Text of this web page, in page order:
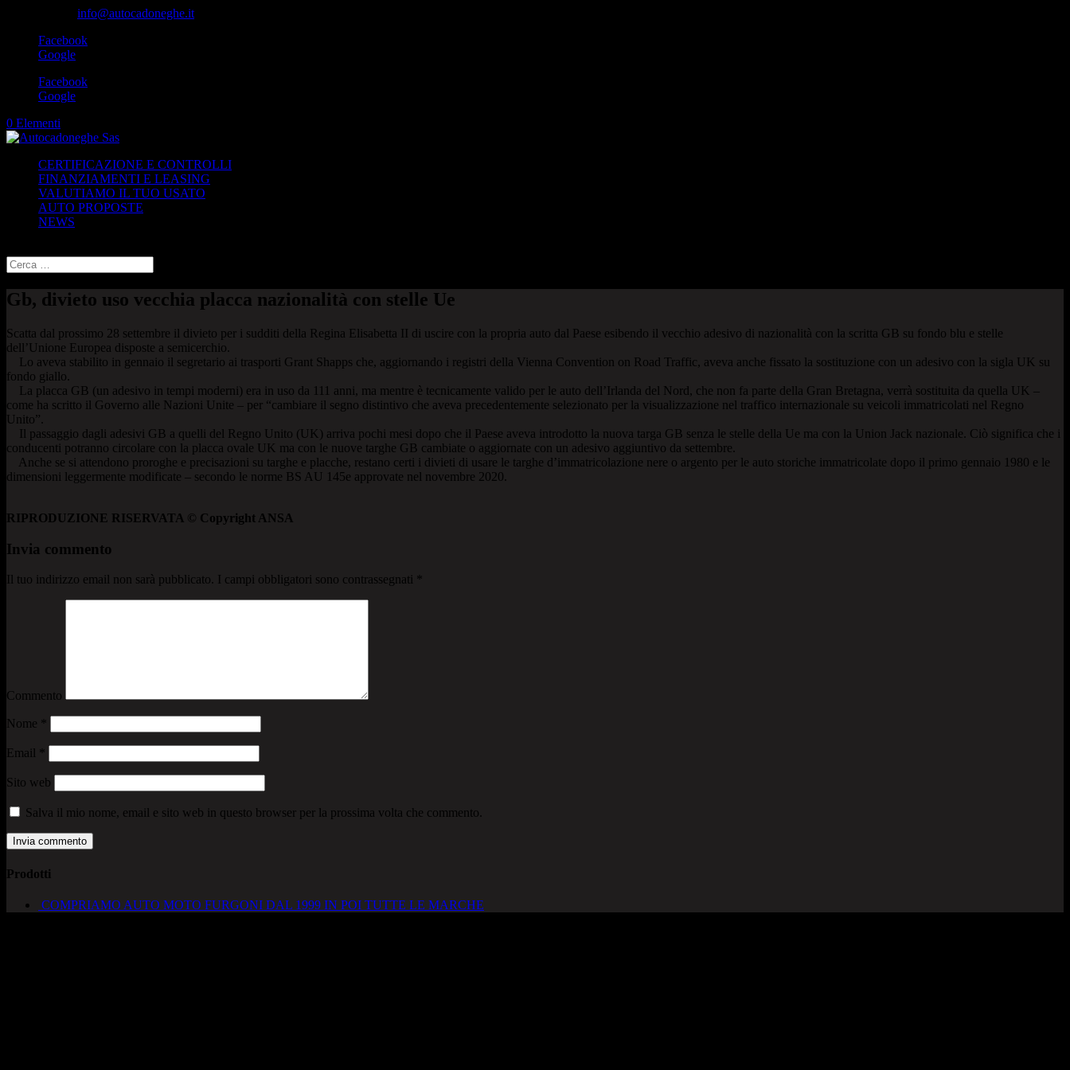
info@autocadoneghe.it
Facebook
Google
Facebook
Google
0 Elementi
CERTIFICAZIONE E CONTROLLI
FINANZIAMENTI E LEASING
VALUTIAMO IL TUO USATO
AUTO PROPOSTE
NEWS
Gb, divieto uso vecchia placca nazionalità con stelle Ue
Scatta dal prossimo 28 settembre il divieto per i sudditi della Regina Elisabetta II di uscire con la propria auto dal Paese esibendo il vecchio adesivo di nazionalità con la scritta GB su fondo blu e stelle
dell’Unione Europea disposte a semicerchio.
Lo aveva stabilito in gennaio il segretario ai trasporti Grant Shapps che, aggiornando i registri della Vienna Convention on Road Traffic, aveva anche fissato la sostituzione con un adesivo con la sigla UK su
fondo giallo.
La placca GB (un adesivo in tempi moderni) era in uso da 111 anni, ma mentre è tecnicamente valido per le auto dell’Irlanda del Nord, che non fa parte della Gran Bretagna, verrà sostituita da quella UK –
come ha scritto il Governo alle Nazioni Unite – per “cambiare il segno distintivo che aveva precedentemente selezionato per la visualizzazione nel traffico internazionale su veicoli immatricolati nel Regno
Unito”.
Il passaggio dagli adesivi GB a quelli del Regno Unito (UK) arriva pochi mesi dopo che il Paese aveva introdotto la nuova targa GB senza le stelle della Ue ma con la Union Jack nazionale. Ciò significa che i
conducenti potranno circolare con la placca ovale UK ma con le nuove targhe GB cambiate o aggiornate con un adesivo aggiuntivo da settembre.
Anche se si attendono proroghe e precisazioni su targhe e placche, restano certi i divieti di usare le targhe d’immatricolazione nere o argento per le auto storiche immatricolate dopo il primo gennaio 1980 e le
dimensioni leggermente modificate – secondo le norme BS AU 145e approvate nel novembre 2020.
RIPRODUZIONE RISERVATA © Copyright ANSA
Invia commento
Il tuo indirizzo email non sarà pubblicato. I campi obbligatori sono contrassegnati
Commento
Nome
Email
Sito web
Salva il mio nome, email e sito web in questo browser per la prossima volta che commento.
Prodotti
COMPRIAMO AUTO MOTO FURGONI DAL 1999 IN POI TUTTE LE MARCHE